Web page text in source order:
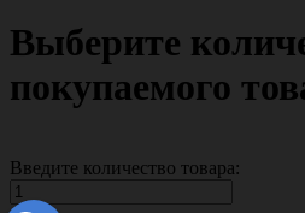
Выберите
покупаемого
Введите количество товара: